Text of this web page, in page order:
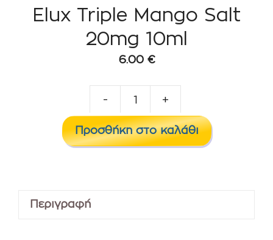
Elux Triple Mango Salt
20mg 10ml
6.00 €
-
Triple
Mango
+
Προσθήκη στο καλάθι
Περιγραφή